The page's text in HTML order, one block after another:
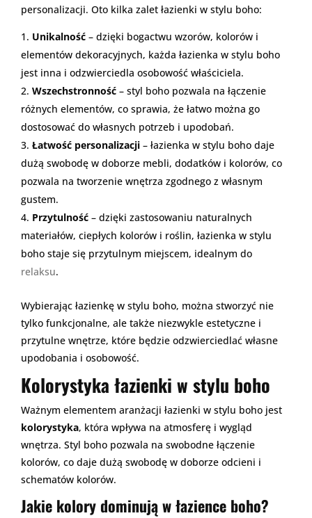
personalizacji. Oto kilka zalet łazienki w stylu boho:
Unikalność – dzięki bogactwu wzorów, kolorów i
elementów dekoracyjnych, każda łazienka w stylu boho
jest inna i odzwierciedla osobowość właściciela.
Wszechstronność – styl boho pozwala na łączenie
różnych elementów, co sprawia, że łatwo można go
dostosować do własnych potrzeb i upodobań.
Łatwość personalizacji – łazienka w stylu boho daje
dużą swobodę w doborze mebli, dodatków i kolorów, co
pozwala na tworzenie wnętrza zgodnego z własnym
gustem.
Przytulność – dzięki zastosowaniu naturalnych
materiałów, ciepłych kolorów i roślin, łazienka w stylu
boho staje się przytulnym miejscem, idealnym do
relaksu.
Wybierając łazienkę w stylu boho, można stworzyć nie
tylko funkcjonalne, ale także niezwykle estetyczne i
przytulne wnętrze, które będzie odzwierciedlać własne
upodobania i osobowość.
Kolorystyka łazienki w stylu boho
Ważnym elementem aranżacji łazienki w stylu boho jest
kolorystyka, która wpływa na atmosferę i wygląd
wnętrza. Styl boho pozwala na swobodne łączenie
kolorów, co daje dużą swobodę w doborze odcieni i
schematów kolorów.
Jakie kolory dominują w łazience boho?